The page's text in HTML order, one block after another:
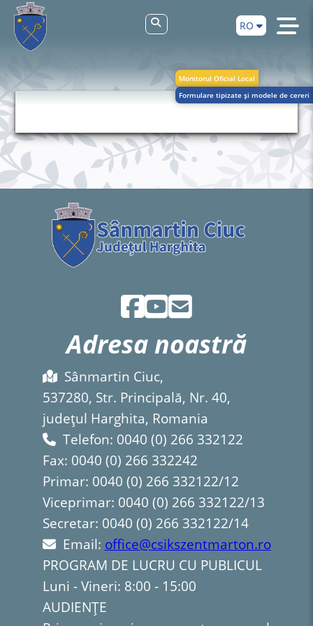
RO
Monitorul Oficial Local
Formulare tipizate și modele de cereri
Adresa noastră
Sânmartin Ciuc,
537280, Str. Principală, Nr. 40,
județul Harghita, Romania
Telefon: 0040 (0) 266 332122
Fax: 0040 (0) 266 332242
Primar: 0040 (0) 266 332122/12
Viceprimar: 0040 (0) 266 332122/13
Secretar: 0040 (0) 266 332122/14
Email: office@csikszentmarton.ro
PROGRAM DE LUCRU CU PUBLICUL
Luni - Vineri: 8:00 - 15:00
AUDIENȚE